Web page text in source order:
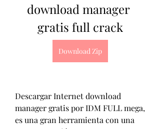
download manager
gratis full crack
Download Zip
Descargar Internet download
manager gratis por IDM FULL mega,
es una gran herramienta con una